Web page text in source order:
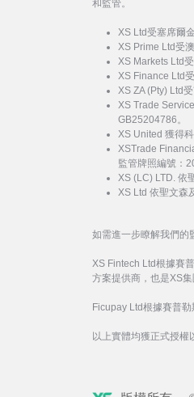
和監管。
XS Ltd受塞席爾
XS Prime Ltd受
XS Markets Ltd
XS Finance Ltd
XS ZA (Pty) Ltd
XS Trade
GB25204786。
XS United 獲得
XSTrade
監管牌照編號：
XS (LC) LTD. 依
XS Ltd 依聖文森
如需進一步瞭解我們的
XS Fintech Ltd根據賽
方案提供商，也是XS集
Ficupay Ltd根據賽普
以上實體均獲正式授權